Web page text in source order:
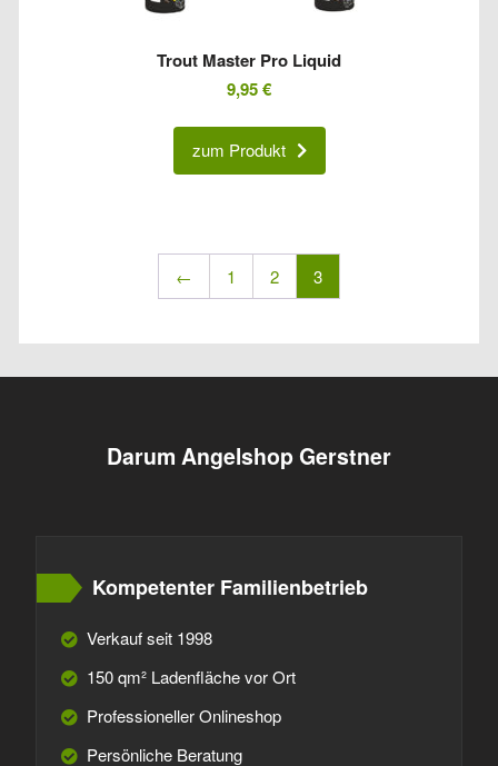
Trout Master Pro Liquid
9,95€
zum Produkt
← 1 2 3
Darum Angelshop Gerstner
Kompetenter Familienbetrieb
Verkauf seit 1998
150 qm² Ladenfläche vor Ort
Professioneller Onlineshop
Persönliche Beratung